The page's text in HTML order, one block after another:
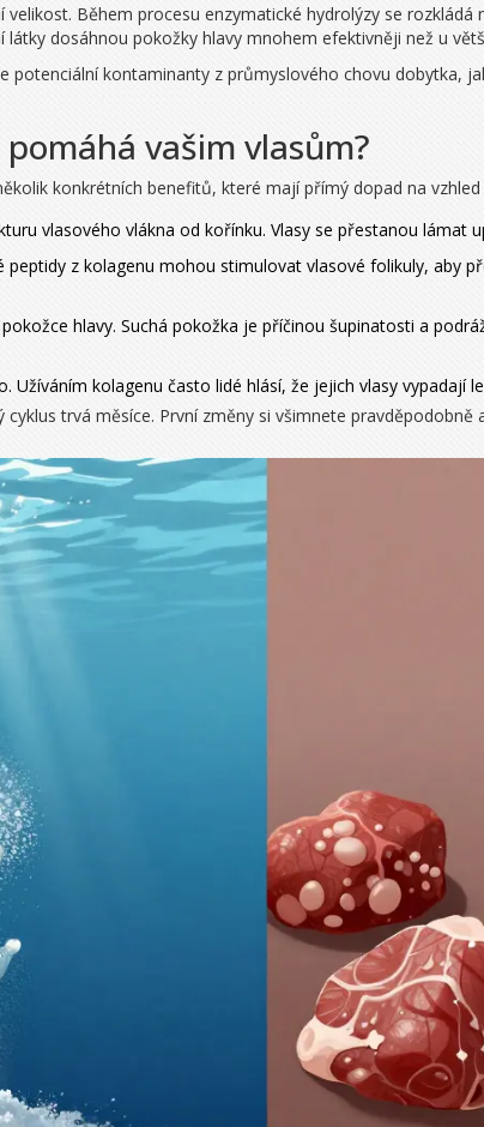
Během procesu enzymatické hydrolýzy se
dosáhnou pokožky hlavy mnohem efektivněji než u
potenciální kontaminanty z průmyslového chovu dobytka,
vašim vlasům?
konkrétních benefitů, které mají přímý dopad na vzhled
vlasového vlákna od kořínku. Vlasy se přestanou lámat
peptidy z kolagenu mohou stimulovat vlasové folikuly, aby
hlavy. Suchá pokožka je příčinou šupinatosti a
Užíváním kolagenu často lidé hlásí, že jejich vlasy vypadají
trvá měsíce. První změny si všimnete pravděpodobně